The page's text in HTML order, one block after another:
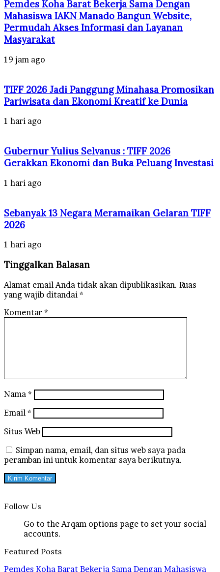
Pemdes Koha Barat Bekerja Sama Dengan
Mahasiswa IAKN Manado Bangun Website,
Permudah Akses Informasi dan Layanan
Masyarakat
19 jam ago
TIFF 2026 Jadi Panggung Minahasa Promosikan
Pariwisata dan Ekonomi Kreatif ke Dunia
1 hari ago
Gubernur Yulius Selvanus : TIFF 2026
Gerakkan Ekonomi dan Buka Peluang Investasi
1 hari ago
Sebanyak 13 Negara Meramaikan Gelaran TIFF
2026
1 hari ago
Tinggalkan Balasan
Alamat email Anda tidak akan dipublikasikan. Ruas
yang wajib ditandai *
Komentar *
Nama *
Email *
Situs Web
Simpan nama, email, dan situs web saya pada
peramban ini untuk komentar saya berikutnya.
Follow Us
Go to the Arqam options page to set your social
accounts.
Featured Posts
Pemdes Koha Barat Bekerja Sama Dengan Mahasiswa